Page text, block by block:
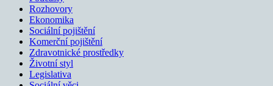
Rozhovory
Ekonomika
Sociální pojištění
Komerční pojištění
Zdravotnické prostředky
Životní styl
Legislativa